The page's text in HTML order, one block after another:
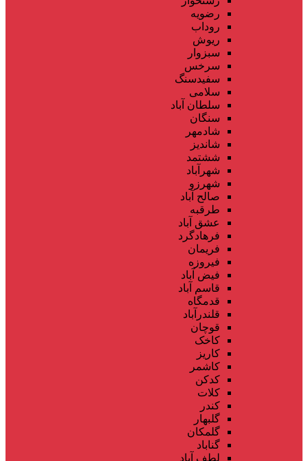
رضویه
روداب
ریوش
سبزوار
سرخس
سفیدسنگ
سلامی
سلطان آباد
سنگان
شادمهر
شاندیز
ششتمد
شهرآباد
شهرزو
صالح آباد
طرقبه
عشق آباد
فرهادگرد
فریمان
فیروزه
فیض آباد
قاسم آباد
قدمگاه
قلندرآباد
قوچان
کاخک
کاریز
کاشمر
کدکن
کلات
کندر
گلبهار
گلمکان
گناباد
لطف آباد